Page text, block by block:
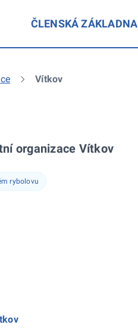
ČLENSKÁ ZÁKLADNA
Vítkov
organizace Vítkov
rybolovu